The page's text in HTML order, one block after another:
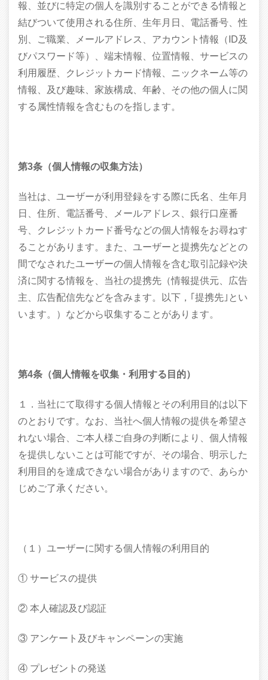
報、並びに特定の個人を識別することができる情報と
結びついて使用される住所、生年月日、電話番号、性
別、ご職業、メールアドレス、アカウント情報（ID及
びパスワード等）、端末情報、位置情報、サービスの
利用履歴、クレジットカード情報、ニックネーム等の
情報、及び趣味、家族構成、年齢、その他の個人に関
する属性情報を含むものを指します。
第3条（個人情報の収集方法）
当社は、ユーザーが利用登録をする際に氏名、生年月
日、住所、電話番号、メールアドレス、銀行口座番
号、クレジットカード番号などの個人情報をお尋ねす
ることがあります。また、ユーザーと提携先などとの
間でなされたユーザーの個人情報を含む取引記録や決
済に関する情報を、当社の提携先（情報提供元、広告
主、広告配信先などを含みます。以下，｢提携先｣とい
います。）などから収集することがあります。
第4条（個人情報を収集・利用する目的）
１．当社にて取得する個人情報とその利用目的は以下
のとおりです。なお、当社へ個人情報の提供を希望さ
れない場合、ご本人様ご自身の判断により、個人情報
を提供しないことは可能ですが、その場合、明示した
利用目的を達成できない場合がありますので、あらか
じめご了承ください。
（１）ユーザーに関する個人情報の利用目的
① サービスの提供
② 本人確認及び認証
③ アンケート及びキャンペーンの実施
④ プレゼントの発送